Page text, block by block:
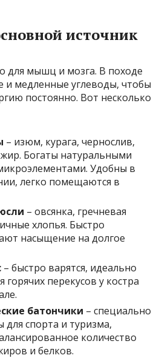
источник
для мышц и мозга. В походе
и медленные углеводы, чтобы
постоянно. Вот несколько
– изюм, курага, чернослив,
Богаты натуральными
Удобны в
легко помещаются в
– овсянка, гречневая
хлопья. Быстро
насыщение на долгое
– быстро варятся, идеально
горячих перекусов у костра
батончики – специально
для спорта и туризма,
количество
и белков.